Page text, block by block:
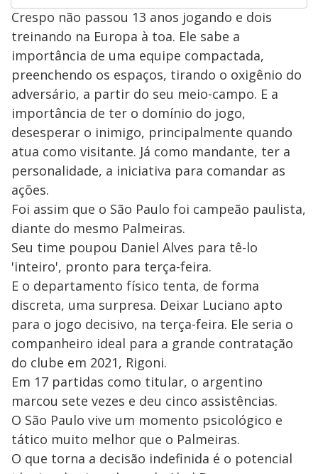
Crespo não passou 13 anos jogando e dois
treinando na Europa à toa. Ele sabe a
importância de uma equipe compactada,
preenchendo os espaços, tirando o oxigênio do
adversário, a partir do seu meio-campo. E a
importância de ter o domínio do jogo,
desesperar o inimigo, principalmente quando
atua como visitante. Já como mandante, ter a
personalidade, a iniciativa para comandar as
ações.
Foi assim que o São Paulo foi campeão paulista,
diante do mesmo Palmeiras.
Seu time poupou Daniel Alves para tê-lo
'inteiro', pronto para terça-feira.
E o departamento físico tenta, de forma
discreta, uma surpresa. Deixar Luciano apto
para o jogo decisivo, na terça-feira. Ele seria o
companheiro ideal para a grande contratação
do clube em 2021, Rigoni.
Em 17 partidas como titular, o argentino
marcou sete vezes e deu cinco assistências.
O São Paulo vive um momento psicológico e
tático muito melhor que o Palmeiras.
O que torna a decisão indefinida é o potencial